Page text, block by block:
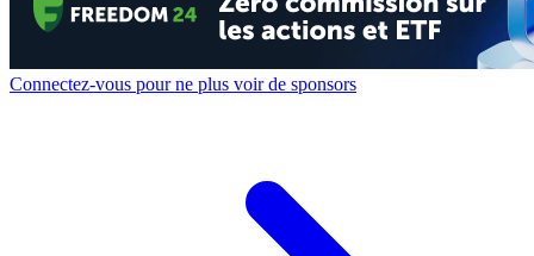
Connectez-vous pour ne plus voir de sponsors